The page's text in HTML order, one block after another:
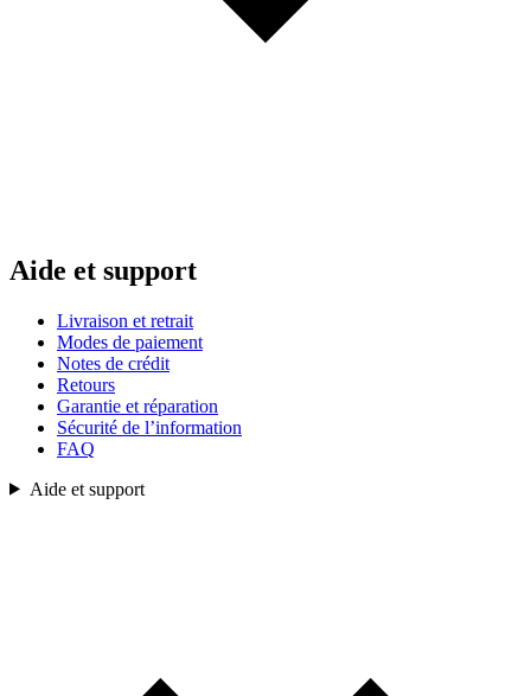
Aide et support
Livraison et retrait
Modes de paiement
Notes de crédit
Retours
Garantie et réparation
Sécurité de l’information
FAQ
Aide et support